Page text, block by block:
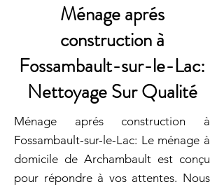
Ménage aprés
construction à
Fossambault-sur-le-Lac:
Nettoyage Sur Qualité
Ménage aprés construction à
Fossambault-sur-le-Lac: Le ménage à
domicile de Archambault est conçu
pour répondre à vos attentes. Nous